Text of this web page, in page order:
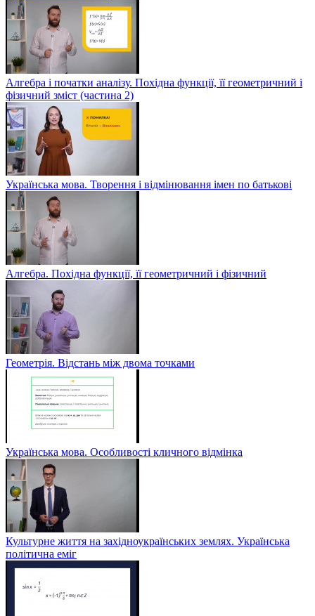
Алгебра і початки аналізу. Похідна функції, її геометричний і
фізичний зміст (частина 2)
Українська мова. Творення і відмінювання імен по батькові
Алгебра. Похідна функції, її геометричний і фізичний
Геометрія. Відстань між двома точками
Українська мова. Особливості кличного відмінка
Культурне життя на західноукраїнських землях. Українська
політична еміг